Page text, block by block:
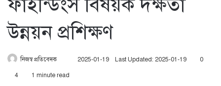
উন্নয়ন প্রশিক্ষণ
নিজস্ব প্রতিবেদক
Send2025-01-19 Last Updated: 2025-01-19 0
4 1 minute read